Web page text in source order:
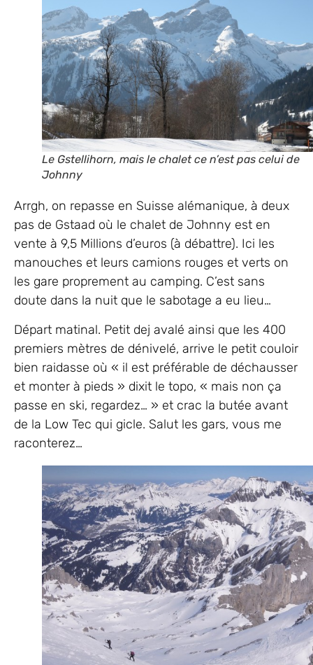
Le Gstellihorn, mais le chalet ce n’est pas celui de
Johnny
Arrgh, on repasse en Suisse alémanique, à deux
pas de Gstaad où le chalet de Johnny est en
vente à 9,5 Millions d’euros (à débattre). Ici les
manouches et leurs camions rouges et verts on
les gare proprement au camping. C’est sans
doute dans la nuit que le sabotage a eu lieu…
Départ matinal. Petit dej avalé ainsi que les 400
premiers mètres de dénivelé, arrive le petit couloir
bien raidasse où « il est préférable de déchausser
et monter à pieds » dixit le topo, « mais non ça
passe en ski, regardez… » et crac la butée avant
de la Low Tec qui gicle. Salut les gars, vous me
raconterez…